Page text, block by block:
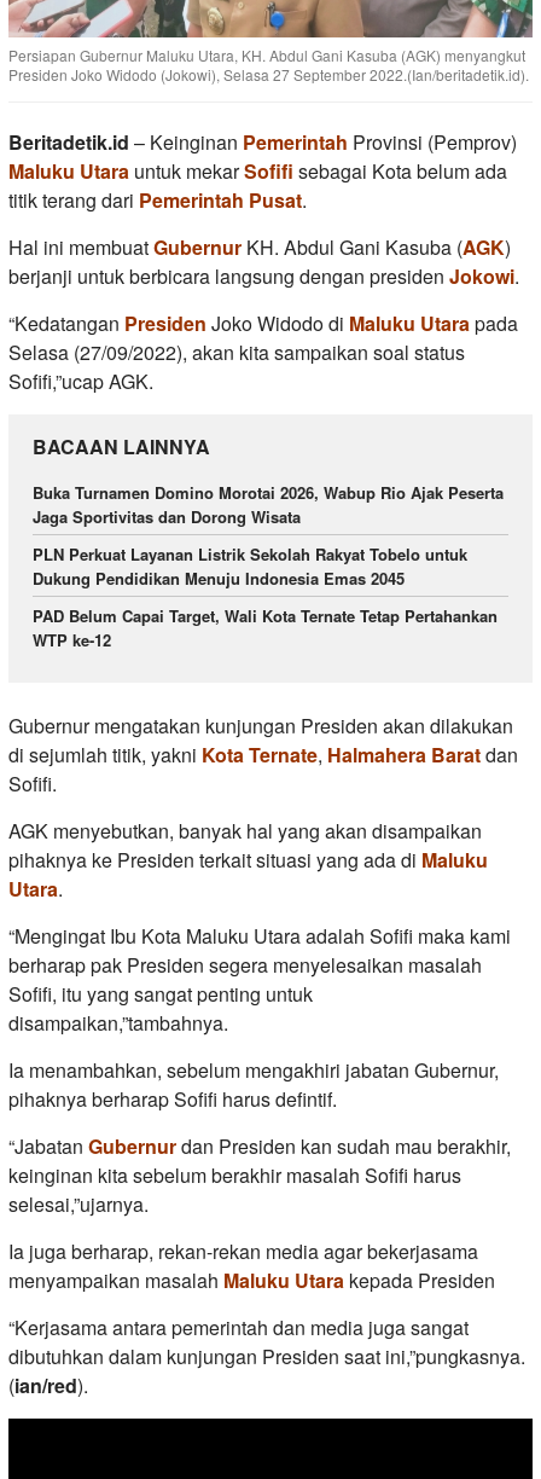
Persiapan Gubernur Maluku Utara, KH. Abdul Gani Kasuba (AGK) menyangkut
Presiden Joko Widodo (Jokowi), Selasa 27 September 2022.(Ian/beritadetik.id).
Beritadetik.id – Keinginan Pemerintah Provinsi (Pemprov)
Maluku Utara untuk mekarSofifi sebagai Kota belum ada
titik terang dari Pemerintah Pusat.
Hal ini membuatGubernur KH. Abdul Gani Kasuba (AGK)
berjanji untuk berbicara langsung dengan presiden Jokowi.
“Kedatangan Presiden Joko Widodo di Maluku Utarapada
Selasa (27/09/2022), akan kita sampaikan soal status
Sofifi,”ucap AGK.
BACAAN LAINNYA
Buka Turnamen Domino Morotai 2026, Wabup Rio Ajak Peserta
Jaga Sportivitas dan Dorong Wisata
PLN Perkuat Layanan Listrik Sekolah Rakyat Tobelo untuk
Dukung Pendidikan Menuju Indonesia Emas 2045
PAD Belum Capai Target, Wali Kota Ternate Tetap Pertahankan
WTP ke-12
Gubernur mengatakan kunjungan Presiden akan dilakukan
di sejumlah titik, yakni Kota Ternate, Halmahera Baratdan
Sofifi.
AGK menyebutkan, banyak hal yang akan disampaikan
pihaknya ke Presiden terkait situasi yang ada di Maluku
Utara.
“Mengingat Ibu Kota Maluku Utara adalah Sofifi maka kami
berharap pak Presiden segera menyelesaikan masalah
Sofifi, itu yang sangat penting untuk
disampaikan,”tambahnya.
Ia menambahkan, sebelum mengakhiri jabatan Gubernur,
pihaknya berharap Sofifi harus defintif.
“Jabatan Gubernurdan Presiden kan sudah mau berakhir,
keinginan kita sebelum berakhir masalah Sofifi harus
selesai,”ujarnya.
Ia juga berharap, rekan-rekan media agar bekerjasama
menyampaikan masalah Maluku Utara kepada Presiden
“Kerjasama antara pemerintah dan media juga sangat
dibutuhkan dalam kunjungan Presiden saat ini,”pungkasnya.
(ian/red).